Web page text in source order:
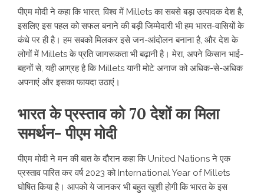
पीएम मोदी ने कहा कि भारत, विश्व में Millets का सबसे बड़ा उत्पादक देश है,
इसलिए इस पहल को सफल बनाने की बड़ी जिम्मेदारी भी हम भारत-वासियों के
कंधे पर ही है। हम सबको मिलकर इसे जन-आंदोलन बनाना है, और देश के
लोगों में Millets के प्रति जागरूकता भी बढ़ानी है। मेरा, अपने किसान भाई-
बहनों से, यही आग्रह है कि Millets यानी मोटे अनाज को अधिक-से-अधिक
अपनाएं और इसका फायदा उठाएं।
भारत के प्रस्ताव को 70 देशों का मिला
समर्थन- पीएम मोदी
पीएम मोदी ने मन की बात के दौरान कहा कि United Nations ने एक
प्रस्ताव पारित कर वर्ष 2023 को International Year of Millets
घोषित किया है। आपको ये जानकर भी बहुत खुशी होगी कि भारत के इस